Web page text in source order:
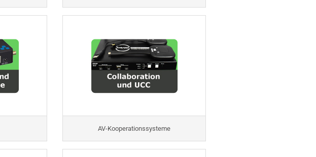
AV-Kooperationssysteme